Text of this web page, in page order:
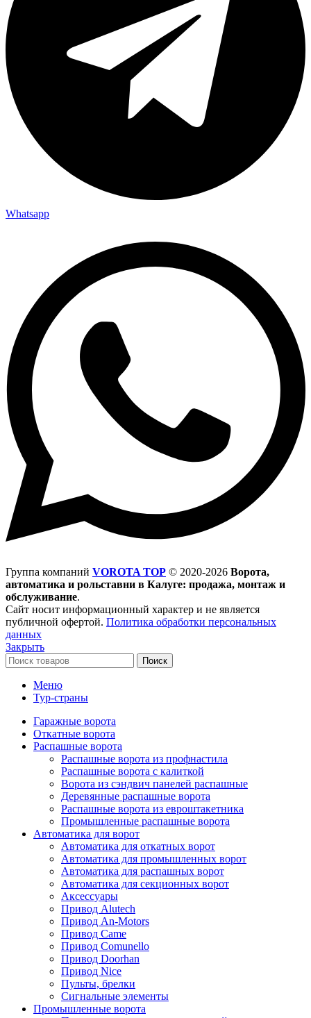
Whatsapp
Группа компаний VOROTA TOP © 2020-2026 Ворота,
автоматика и рольставни в Калуге: продажа, монтаж и
обслуживание.
Сайт носит информационный характер и не является
публичной офертой. Политика обработки персональных
данных
Закрыть
Поиск
Меню
Тур-страны
Гаражные ворота
Откатные ворота
Распашные ворота
Распашные ворота из профнастила
Распашные ворота с калиткой
Ворота из сэндвич панелей распашные
Деревянные распашные ворота
Распашные ворота из евроштакетника
Промышленные распашные ворота
Автоматика для ворот
Автоматика для откатных ворот
Автоматика для промышленных ворот
Автоматика для распашных ворот
Автоматика для секционных ворот
Аксессуары
Привод Alutech
Привод An-Motors
Привод Came
Привод Comunello
Привод Doorhan
Привод Nice
Пульты, брелки
Сигнальные элементы
Промышленные ворота